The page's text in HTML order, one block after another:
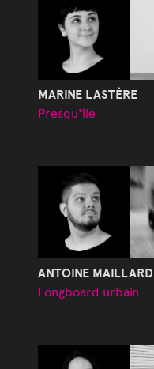
MARINE LASTÈRE
Presqu'île
ANTOINE MAILLARD
Longboard urbain